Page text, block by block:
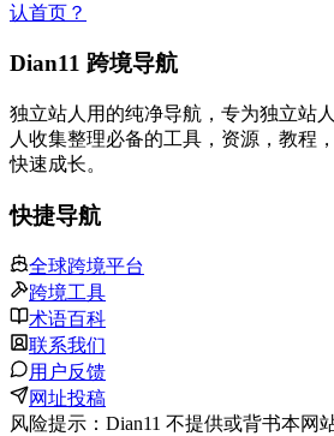
认首页？
Dian11 跨境导航
独立站人用的纯净导航，专为独立站
人收集整理必备的工具，资源，教程
快速成长。
快捷导航
全球跨境平台
跨境工具
术语百科
联系我们
用户反馈
网址投稿
风险提示：Dian11 不提供或背书本网